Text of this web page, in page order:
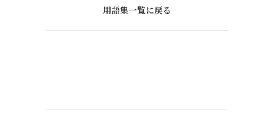
用語集一覧に戻る